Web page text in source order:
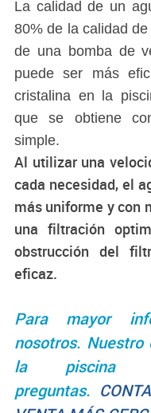
La calidad de un
80% de la calidad
de una bomba de
puede ser más
cristalina en la
que se obtiene
simple.
Al utilizar una
cada necesidad, el
más uniforme y con
una filtración
obstrucción del
eficaz.
Para mayor
nosotros.
la piscina
preguntas.